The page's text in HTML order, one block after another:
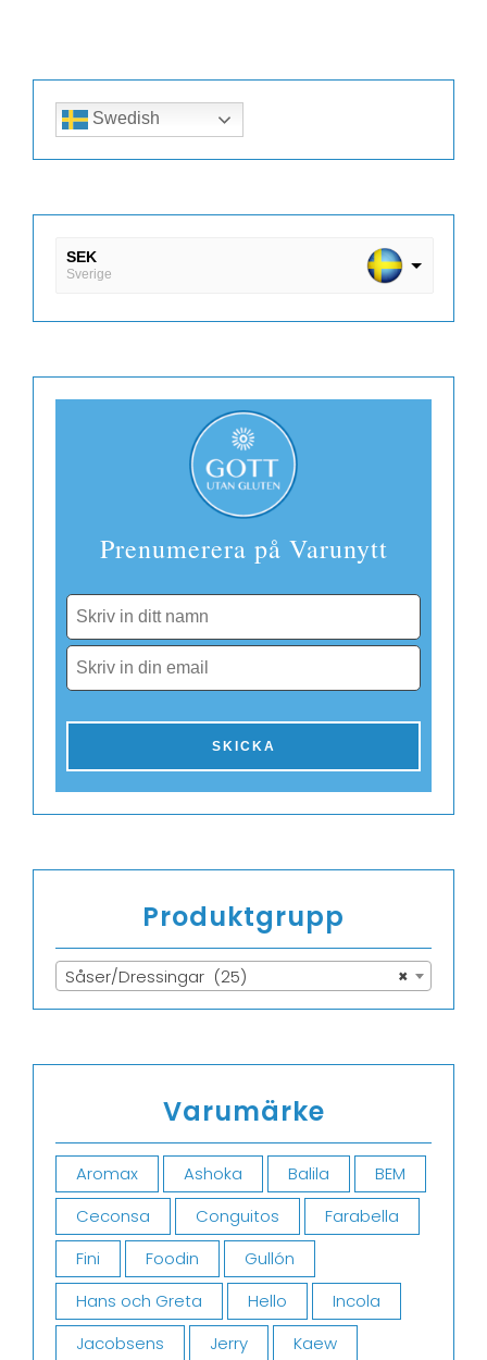
Swedish
SEK
Sverige
EUR
Prenumerera på Varunytt
Produktgrupp
×
Såser/Dressingar (25)
Varumärke
Aromax Ashoka Balila
BEM
Ceconsa
Conguitos
Farabella
Fini
Foodin
Gullón
Hans och Greta
Hello
Incola
Jacobsens
Jerry
Kaew